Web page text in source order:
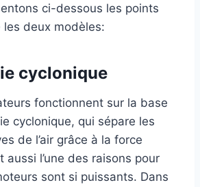
ci-dessous les points
les deux modèles:
cyclonique
fonctionnent sur la base
cyclonique, qui sépare les
de l’air grâce à la force
aussi l’une des raisons pour
sont si puissants. Dans